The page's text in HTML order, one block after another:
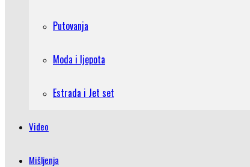
Putovanja
Moda i ljepota
Estrada i Jet set
Video
Mišljenja